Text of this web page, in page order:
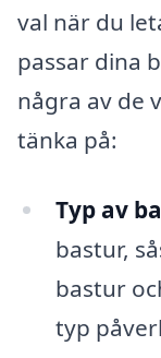
val när du
passar dina
några av de
tänka på:
Typ av
bastur,
bastur
typ